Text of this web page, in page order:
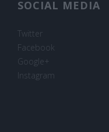
SOCIAL MEDIA
Twitter
Facebook
Google+
Instagram